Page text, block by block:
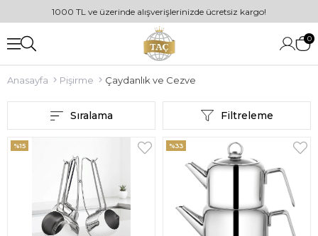
1000 TL ve üzerinde alışverişlerinizde ücretsiz kargo!
0
Anasayfa Pişirme Çaydanlık ve Cezve
Filtreleme
Sıralama
%15 %33